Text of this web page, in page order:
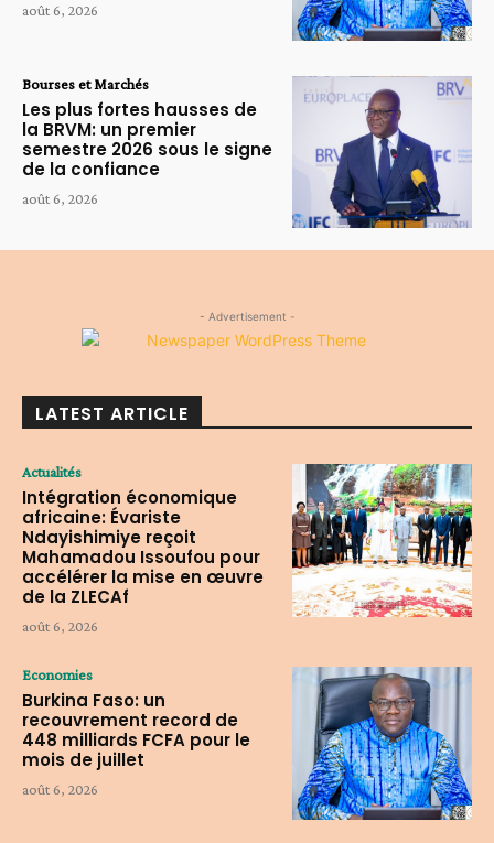
août 6, 2026
Bourses et Marchés
Les plus fortes hausses de
la BRVM: un premier
semestre 2026 sous le signe
de la confiance
août 6, 2026
- Advertisement -
LATEST ARTICLE
Actualités
Intégration économique
africaine: Évariste
Ndayishimiye reçoit
Mahamadou Issoufou pour
accélérer la mise en œuvre
de la ZLECAf
août 6, 2026
Economies
Burkina Faso: un
recouvrement record de
448 milliards FCFA pour le
mois de juillet
août 6, 2026